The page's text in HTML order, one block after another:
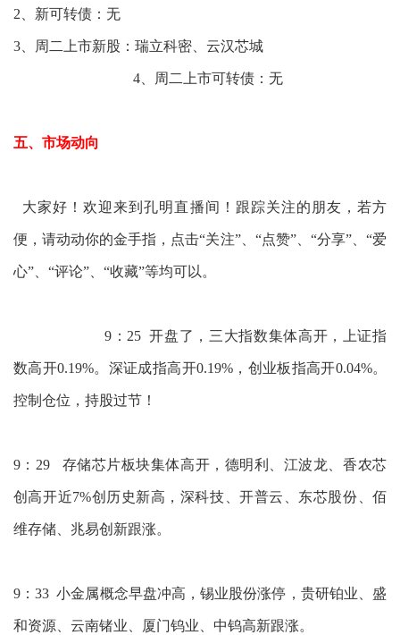
2、新可转债：无
3、周二上市新股：瑞立科密、云汉芯城
4、周二上市可转债：无
五、市场动向
大家好！欢迎来到孔明直播间！跟踪关注的朋友，若方
便，请动动你的金手指，点击“关注”、“点赞”、“分享”、“爱
心”、“评论”、“收藏”等均可以。
9：25 开盘了，三大指数集体高开，上证指
数高开0.19%。深证成指高开0.19%，创业板指高开0.04%。
控制仓位，持股过节！
9：29 存储芯片板块集体高开，德明利、江波龙、香农芯
创高开近7%创历史新高，深科技、开普云、东芯股份、佰
维存储、兆易创新跟涨。
9：33 小金属概念早盘冲高，锡业股份涨停，贵研铂业、盛
和资源、云南锗业、厦门钨业、中钨高新跟涨。